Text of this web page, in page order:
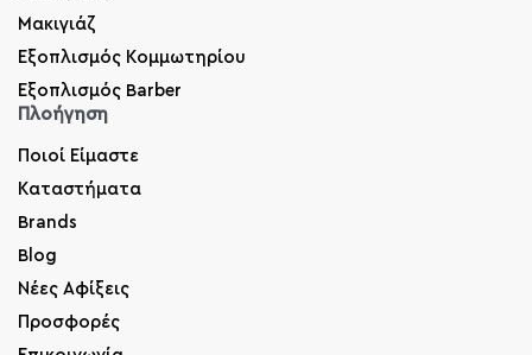
Μακιγιάζ
Εξοπλισμός Κομμωτηρίου
Εξοπλισμός Barber
Πλοήγηση
Ποιοί Είμαστε
Καταστήματα
Brands
Blog
Νέες Αφίξεις
Προσφορές